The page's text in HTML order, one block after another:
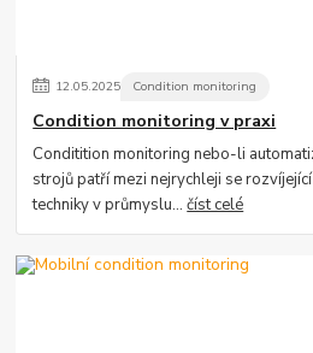
12.05.2025 Condition monitoring
Condition monitoring v praxi
Conditition monitoring nebo-li
strojů patří mezi nejrychleji se
techniky v průmyslu...číst celé